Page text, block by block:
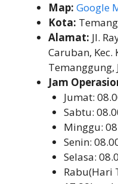
Map: Google
Kota:
Alamat: Jl.
Caruban,
Temanggung,
Jam
Jumat:
Sabtu:
Minggu:
Senin:
Selasa:
Rabu(Hari